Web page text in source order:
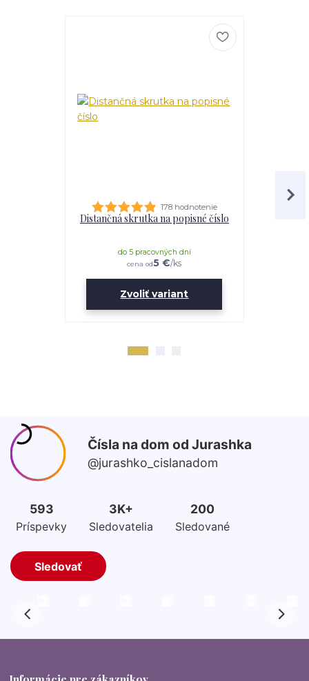
178 hodnotenie
Distančná skrutka na popisné číslo
cena od5 €/ks
do 5 pracovných dní
Zvoliť variant